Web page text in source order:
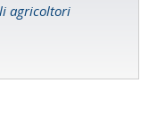
agricoltori